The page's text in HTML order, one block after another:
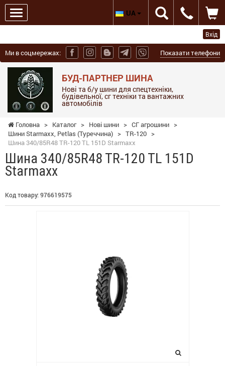
Вхід
Ми в соцмережах: Показати телефони
БУД-ПАРТНЕР ШИНА
Нові та б/у шини для спецтехніки,
будівельної, сг техніки та вантажних
автомобілів
UA
Головна > Каталог > Нові шини > СГ агрошини >
Шини Starmaxx, Petlas (Туреччина) > TR-120 >
Шина 340/85R48 TR-120 TL 151D Starmaxx
Шина 340/85R48 TR-120 TL 151D
Starmaxx
Код товару: 976619575